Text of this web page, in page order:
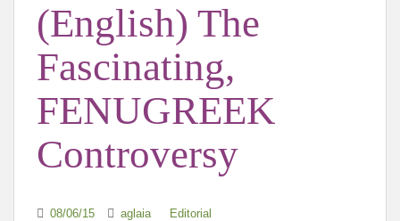
(English) The
Fascinating,
FENUGREEK
Controversy
08/06/15 aglaia Editorial